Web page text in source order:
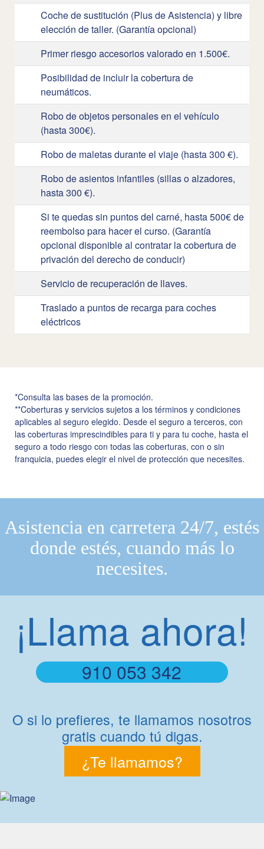
Coche de sustitución (Plus de Asistencia) y libre
elección de taller. (Garantía opcional)
Primer riesgo accesorios valorado en 1.500€.
Posibilidad de incluir la cobertura de
neumáticos.
Robo de objetos personales en el vehículo
(hasta 300€).
Robo de maletas durante el viaje (hasta 300 €).
Robo de asientos infantiles (sillas o alzadores,
hasta 300 €).
Si te quedas sin puntos del carné, hasta 500€ de
reembolso para hacer el curso. (Garantía
opcional disponible al contratar la cobertura de
privación del derecho de conducir)
Servicio de recuperación de llaves.
Traslado a puntos de recarga para coches
eléctricos
*Consulta las bases de la promoción.
**Coberturas y servicios sujetos a los términos y condiciones
aplicables al seguro elegido. Desde el seguro a terceros, con
las coberturas imprescindibles para ti y para tu coche, hasta el
seguro a todo riesgo con todas las coberturas, con o sin
franquicia, puedes elegir el nivel de protección que necesites.
Asistencia en carretera 24/7, estés
donde estés, cuando más lo
necesites.
¡Llama ahora!
910 053 342
O si lo prefieres, te llamamos nosotros
gratis cuando tú digas.
¿Te llamamos?